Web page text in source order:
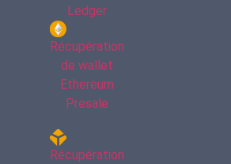
Ledger
Récupération
de wallet
Ethereum
Presale
Récupération